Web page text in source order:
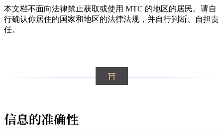
本文档不面向法律禁止获取或使用 MTC 的地区的居民。请自
行确认你居住的国家和地区的法律法规，并自行判断、自担责
任。
信息的准确性